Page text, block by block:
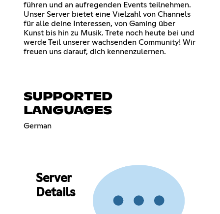
führen und an aufregenden Events teilnehmen.
Unser Server bietet eine Vielzahl von Channels
für alle deine Interessen, von Gaming über
Kunst bis hin zu Musik. Trete noch heute bei und
werde Teil unserer wachsenden Community! Wir
freuen uns darauf, dich kennenzulernen.
SUPPORTED
LANGUAGES
German
Server
Details